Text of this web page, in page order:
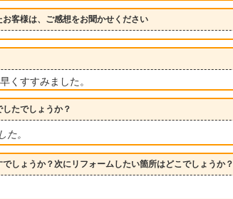
客様は、ご感想をお聞かせください
くすすみました。
たでしょうか？
。
しょうか？次にリフォームしたい箇所はどこでしょうか？